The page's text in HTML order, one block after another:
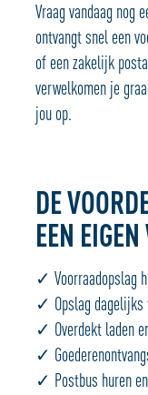
Vraag vandaag nog
ontvangt snel een
of een zakelijk
verwelkomen je
jou op.
DE
EEN
✓ Voorraadopslag
✓ Opslag dagelijks
✓ Overdekt laden
✓
✓ Postbus huren